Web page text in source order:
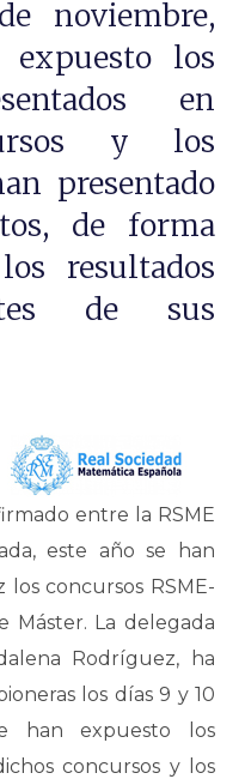
noviembre,
los
en
y los
presentado
de forma
resultados
de sus
entre la RSME
este año se han
concursos RSME-
Máster. La delegada
Rodríguez, ha
los días 9 y 10
han expuesto los
concursos y los